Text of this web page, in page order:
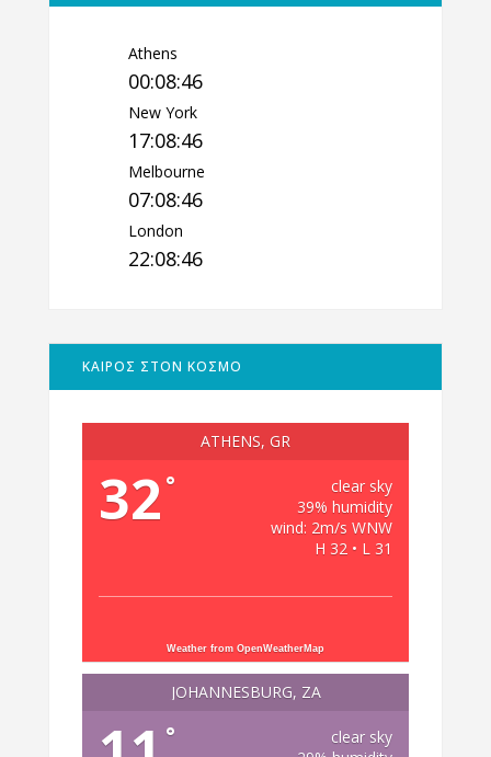
Athens
00:08:47
New York
17:08:47
Melbourne
07:08:47
London
22:08:47
ΚΑΙΡΟΣ ΣΤΟΝ ΚΟΣΜΟ
ATHENS, GR
32 °
clear sky
39% humidity
wind: 2m/s WNW
H 32 • L 31
Weather from OpenWeatherMap
JOHANNESBURG, ZA
°
clear sky